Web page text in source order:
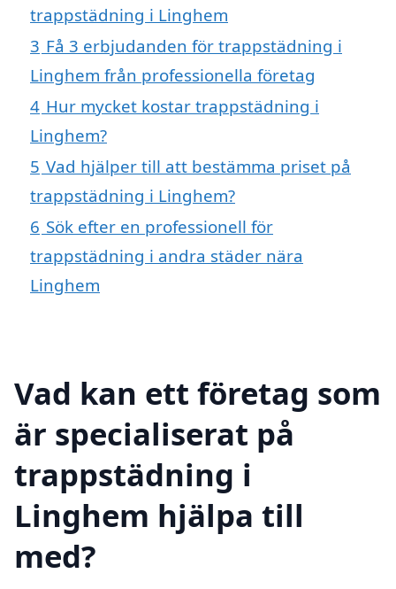
trappstädning i Linghem
3 Få 3 erbjudanden för trappstädning i
Linghem från professionella företag
4 Hur mycket kostar trappstädning i
Linghem?
5 Vad hjälper till att bestämma priset på
trappstädning i Linghem?
6 Sök efter en professionell för
trappstädning i andra städer nära
Linghem
Vad kan ett företag som
är specialiserat på
trappstädning i
Linghem hjälpa till
med?